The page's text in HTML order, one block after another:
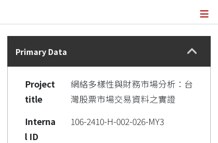
Statistics
Details
Primary Data
Project
title
網絡多樣性與財務市場分析：台
灣股票市場交易資料之實證
Interna
l ID
106-2410-H-002-026-MY3